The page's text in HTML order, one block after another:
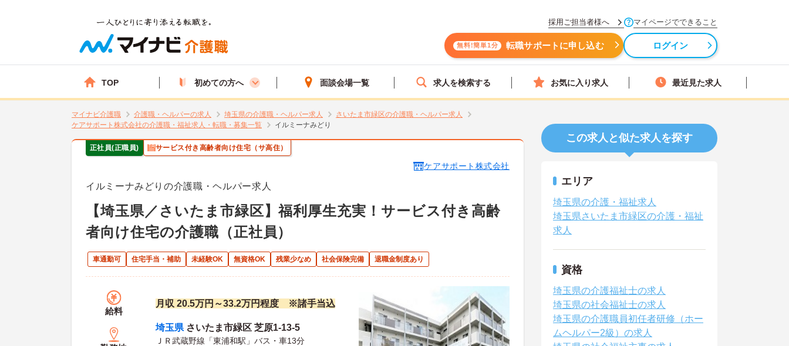
採用ご担当者様へ マイページでできること
無料!簡単1分 転職サポートに申し込む ログイン
TOP 初めての方へ 面談会場一覧 求人を検索する お気に入り求人 最近見た求人
マイナビ介護職 介護職・ヘルパーの求人 埼玉県の介護職・ヘルパー求人
さいたま市緑区の介護職・ヘルパー求人
ケアサポート株式会社の介護職・福祉求人・転職・募集一覧
イルミーナみどり
正社員(正職員) サービス付き高齢者向け住宅（サ高住）
ケアサポート株式会社
イルミーナみどりの介護職・ヘルパー求人
【埼玉県／さいたま市緑区】福利厚生充実！サービス付き高齢
者向け住宅の介護職（正社員）
車通勤可 住宅手当・補助 未経験OK 無資格OK 残業少なめ 社会保険完備 退職金制度あり
給料
月収 20.5万円～33.2万円程度 ※諸手当込
埼玉県 さいたま市緑区 芝原1-13-5
ＪＲ武蔵野線「東浦和駅」バス・車13分
この求人と似た求人を探す
エリア
埼玉県の介護・福祉求人
埼玉県さいたま市緑区の介護・福祉
求人
資格
埼玉県の介護福祉士の求人
埼玉県の社会福祉士の求人
埼玉県の介護職員初任者研修（ホー
ムヘルパー2級）の求人